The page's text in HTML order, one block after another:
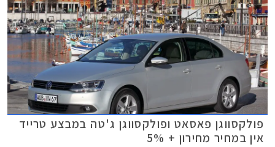
פולקסווגן פאסאט ופולקסווגן ג'טה במבצע טרייד
אין במחיר מחירון + 5%